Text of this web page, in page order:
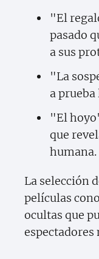
"El
pasado
a sus
"La
a
"El
que
humana.
La selección
películas
ocultas que
espectadores